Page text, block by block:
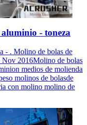
- toneza
- . Molino de bolas de
Nov 2016Molino de bolas
medios de molienda
molinos de bolasde
con molino molino de